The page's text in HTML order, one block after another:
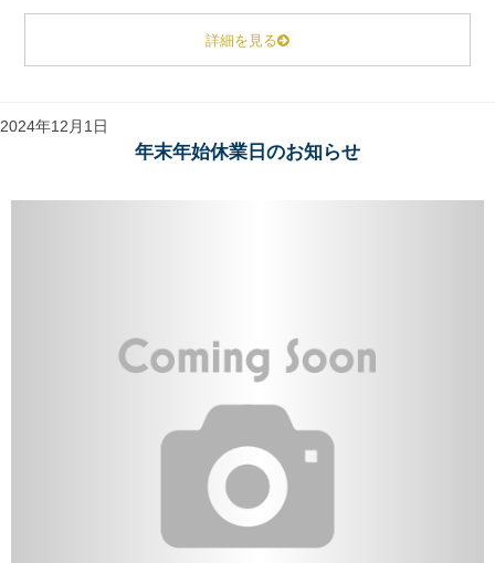
詳細を見る
2024年12月1日
年末年始休業日のお知らせ